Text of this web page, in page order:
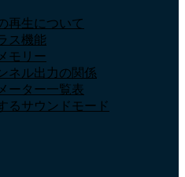
再生について
ス機能
モリー
ネル出力の関係
ーター一覧表
るサウンドモード